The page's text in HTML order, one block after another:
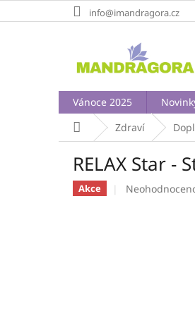
na
info@imandragora.cz
Vánoce 2025
Domů Zdraví
RELAX Star -
Akce
Průměrné